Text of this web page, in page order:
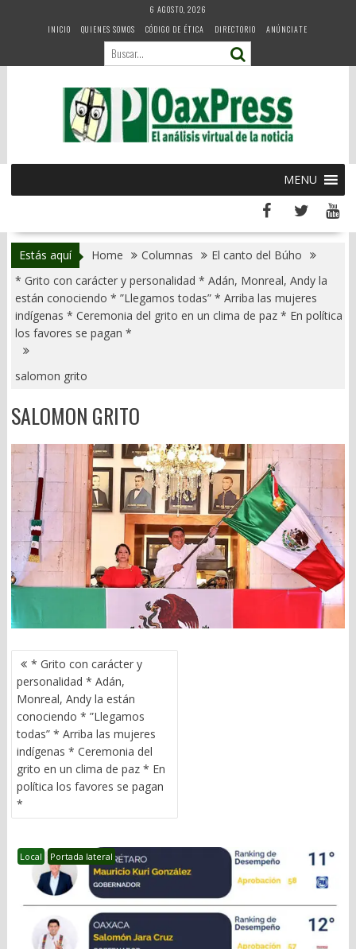
6 AGOSTO, 2026
INICIO
QUIENES SOMOS CÓDIGO DE ÉTICA DIRECTORIO ANÚNCIATE
MENU
Estás aquí Home Columnas
El canto del Búho
* Grito con carácter y personalidad * Adán, Monreal, Andy la
están conociendo * ”Llegamos todas” * Arriba las mujeres
indígenas * Ceremonia del grito en un clima de paz * En política
los favores se pagan *
salomon grito
SALOMON GRITO
NAVEGACIÓN
DE
ENTRADAS
* Grito con carácter y
personalidad * Adán,
Monreal, Andy la están
conociendo * ”Llegamos
todas” * Arriba las mujeres
indígenas * Ceremonia del
grito en un clima de paz * En
política los favores se pagan
*
Local Portada lateral